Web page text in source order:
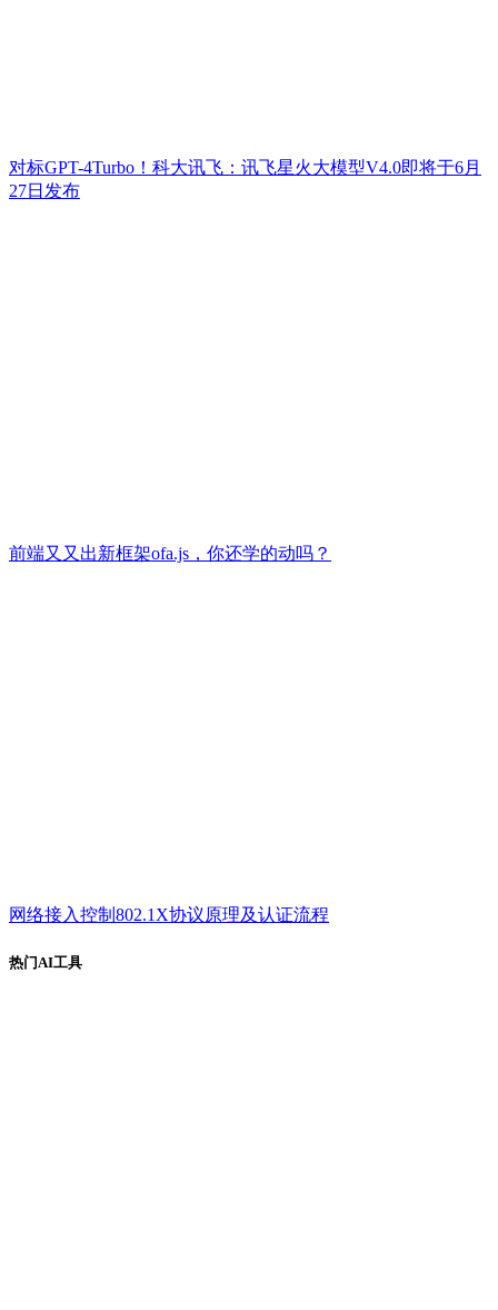
对标GPT-4Turbo！科大讯飞：讯飞星火大模型V4.0即将于6月
27日发布
前端又又出新框架ofa.js，你还学的动吗？
网络接入控制802.1X协议原理及认证流程
热门AI工具